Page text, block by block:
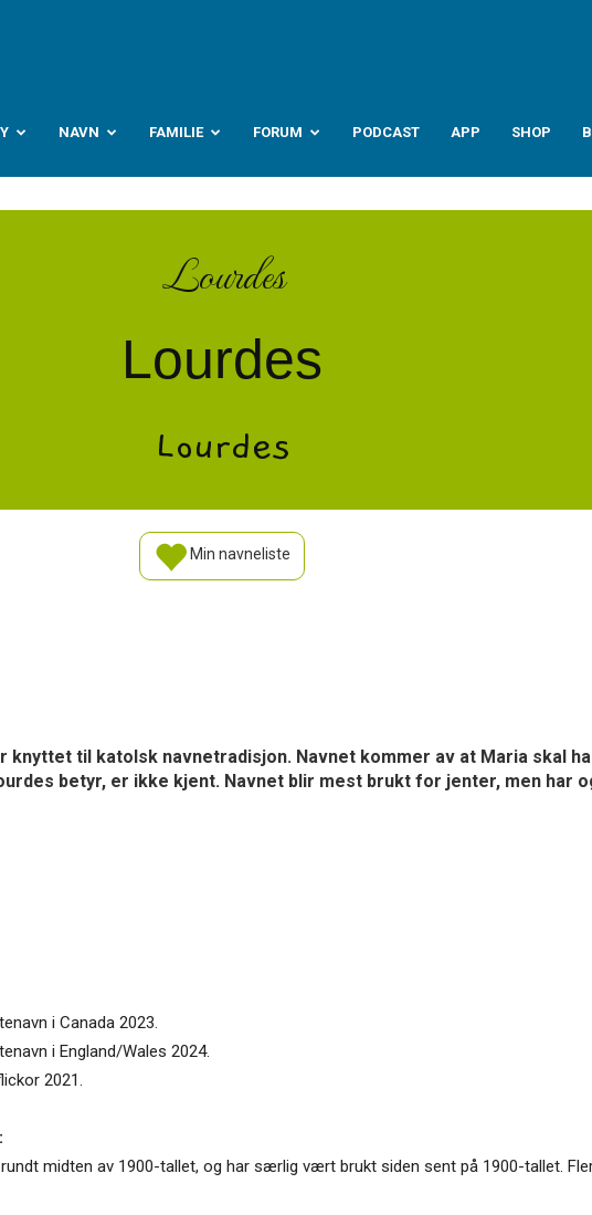
NAVN FAMILIE FORUM PODCAST APP SHOP
Lourdes
Lourdes
Lourdes
Min navneliste
knyttet til katolsk navnetradisjon. Navnet kommer av at Maria skal
betyr, er ikke kjent. Navnet blir mest brukt for jenter, men har
i Canada 2023.
i England/Wales 2024.
2021.
midten av 1900-tallet, og har særlig vært brukt siden sent på 1900-tallet.